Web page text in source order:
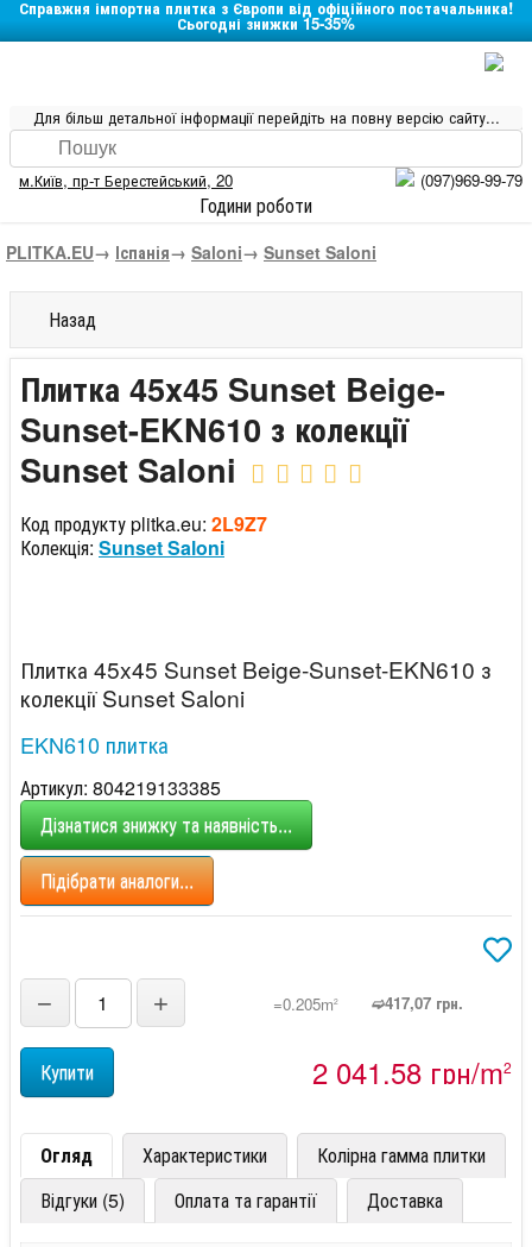
Справжня імпортна плитка з Європи від офіційного постачальника!
Сьогодні знижки 15-35%
Для більш детальної інформації перейдіть на повну версію сайту...
м.Київ, пр-т Берестейський, 20 (097)969-99-79
Години роботи
PLITKA.EU→ Іспанія→ Saloni→ Sunset Saloni
Назад
Плитка 45x45 Sunset Beige-
Sunset-EKN610 з колекції
Sunset Saloni
Код продукту plitka.eu: 2L9Z7
Колекція: Sunset Saloni
Плитка 45x45 Sunset Beige-Sunset-EKN610 з
колекції Sunset Saloni
EKN610 плитка
Артикул: 804219133385
Дізнатися знижку та наявність...
Підібрати аналоги...
− + =0.205m2 ➫417,07 грн.
2 041,58 грн/m2
Огляд Характеристики
Колірна гамма плитки
Відгуки (5)
Оплата та гарантії Доставка